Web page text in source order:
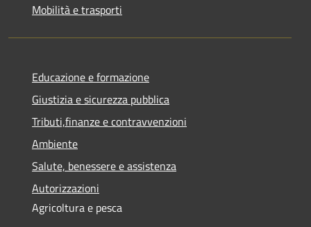
Mobilità e trasporti
Educazione e formazione
Giustizia e sicurezza pubblica
Tributi,finanze e contravvenzioni
Ambiente
Salute, benessere e assistenza
Autorizzazioni
Agricoltura e pesca